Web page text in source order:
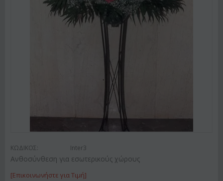
ΚΩΔΙΚΟΣ: Inter3
Ανθοσύνθεση για εσωτερικούς χώρους
[Επικοινωνήστε για Τιμή]